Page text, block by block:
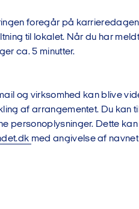
foregår på
til lokalet. Når du har
ca. 5 minutter.
og virksomhed kan blive
af arrangementet. Du kan
personoplysninger. Dette
med angivelse af